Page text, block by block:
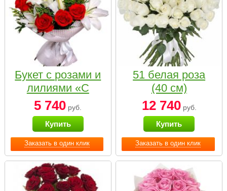
Заказать в один клик
Букет с розами и
лилиями «С
наилучшими
пожеланиями»
5 740 руб.
Купить
Заказать в один клик
51 белая роза
(40 см)
12 740руб.
Купить